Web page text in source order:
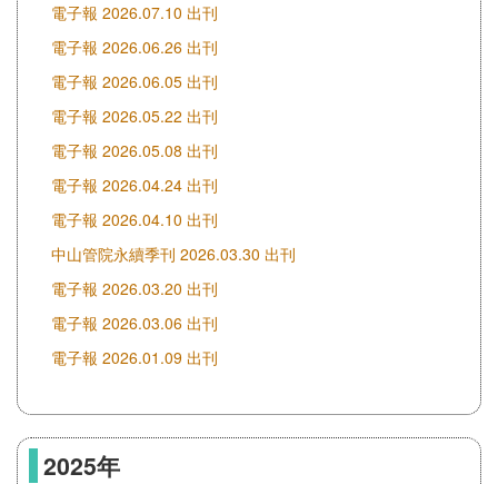
電子報 2026.07.10 出刊
電子報 2026.06.26 出刊
電子報 2026.06.05 出刊
電子報 2026.05.22 出刊
電子報 2026.05.08 出刊
電子報 2026.04.24 出刊
電子報 2026.04.10 出刊
中山管院永續季刊 2026.03.30 出刊
電子報 2026.03.20 出刊
電子報 2026.03.06 出刊
電子報 2026.01.09 出刊
2025年